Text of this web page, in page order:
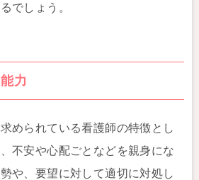
でしょう。
力
められている看護師の特徴とし
不安や心配ごとなどを親身にな
や、要望に対して適切に対処し